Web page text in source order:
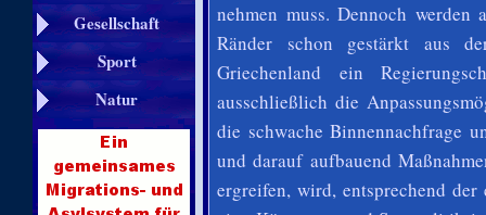
Gesellschaft
Sport
Natur
nehmen muss. Dennoch
Ränder schon gestärkt aus
Griechenland ein
ausschließlich die
die schwache Binnennachfrage
und darauf aufbauend
ergreifen, wird, entsprechend